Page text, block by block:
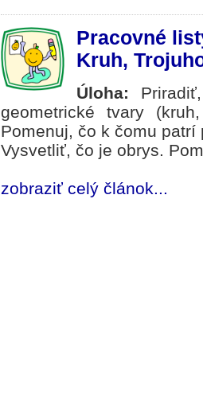
Pracovné
Kruh,
Úloha:
geometrické tvary
Pomenuj, čo k čomu patrí
Vysvetliť, čo je obrys.
zobraziť celý článok...